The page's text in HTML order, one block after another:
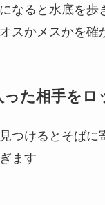
なると水底を歩
スかメスかを確
た相手をロ
つけるとそばに
ます